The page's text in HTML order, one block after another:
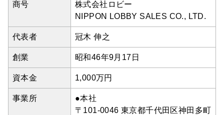
商号
株式会社ロビー
NIPPON LOBBY SALES CO., LTD.
代表者 冠木 伸之
創業 昭和46年9月17日
資本金 1,000万円
事業所
●本社
〒101-0046 東京都千代田区神田多町